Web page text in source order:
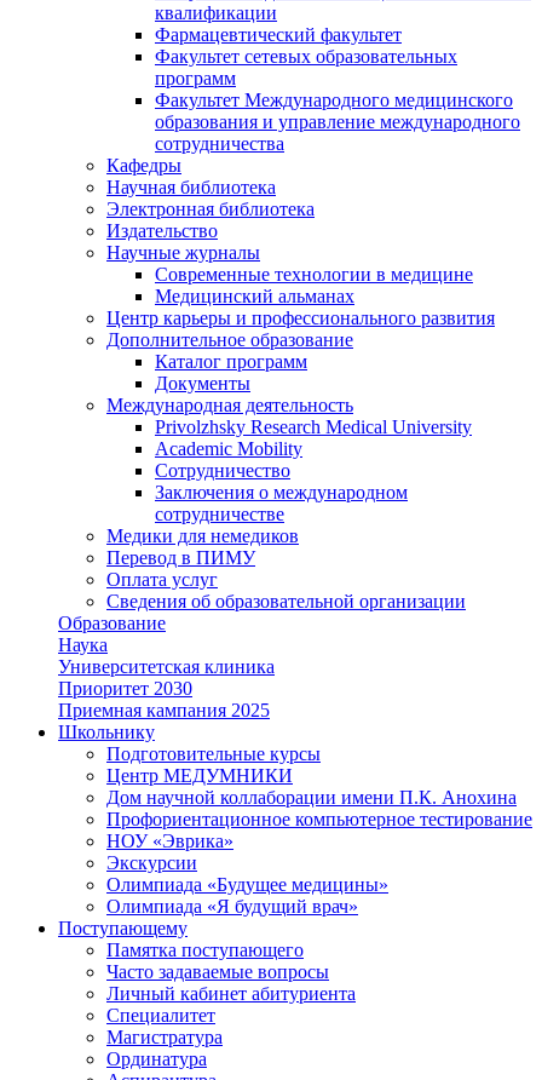
квалификации
Фармацевтический факультет
Факультет сетевых образовательных
программ
Факультет Международного медицинского
образования и управление международного
сотрудничества
Кафедры
Научная библиотека
Электронная библиотека
Издательство
Научные журналы
Современные технологии в медицине
Медицинский альманах
Центр карьеры и профессионального развития
Дополнительное образование
Каталог программ
Документы
Международная деятельность
Privolzhsky Research Medical University
Academic Mobility
Сотрудничество
Заключения о международном
сотрудничестве
Медики для немедиков
Перевод в ПИМУ
Оплата услуг
Сведения об образовательной организации
Образование
Наука
Университетская клиника
Приоритет 2030
Приемная кампания 2025
Школьнику
Подготовительные курсы
Центр МЕДУМНИКИ
Дом научной коллаборации имени П.К. Анохина
Профориентационное компьютерное тестирование
НОУ «Эврика»
Экскурсии
Олимпиада «Будущее медицины»
Олимпиада «Я будущий врач»
Поступающему
Памятка поступающего
Часто задаваемые вопросы
Личный кабинет абитуриента
Специалитет
Магистратура
Ординатура